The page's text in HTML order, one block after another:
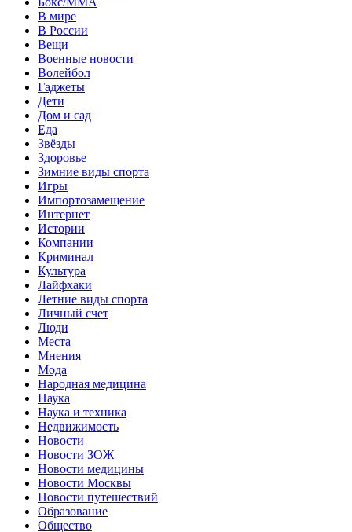
В мире
В России
Вещи
Военные новости
Волейбол
Гаджеты
Дети
Дом и сад
Еда
Звёзды
Здоровье
Зимние виды спорта
Игры
Импортозамещение
Интернет
Истории
Компании
Криминал
Культура
Лайфхаки
Летние виды спорта
Личный счет
Люди
Места
Мнения
Мода
Народная медицина
Наука
Наука и техника
Недвижимость
Новости
Новости ЗОЖ
Новости медицины
Новости Москвы
Новости путешествий
Образование
Общество